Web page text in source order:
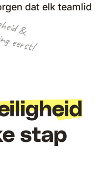
dat elk teamlid
stap